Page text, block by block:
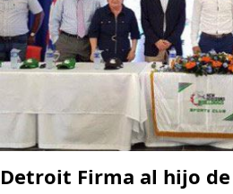
Detroit Firma al hijo